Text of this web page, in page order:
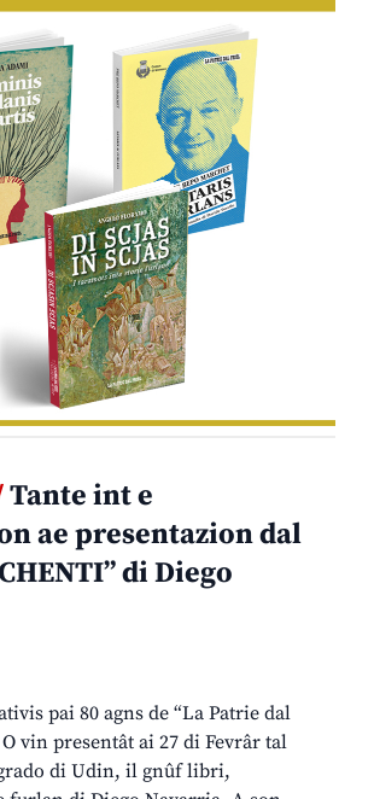
Tante int e
ae presentazion dal
di Diego
pai 80 agns de “La Patrie dal
O vin presentât ai 27 di Fevrâr tal
di Udin, il gnûf libri,